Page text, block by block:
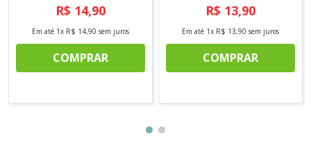
R$ 14,90
Em até 1x R$ 14,90 sem juros
COMPRAR
R$ 13,90
Em até 1x R$ 13,90 sem juros
COMPRAR